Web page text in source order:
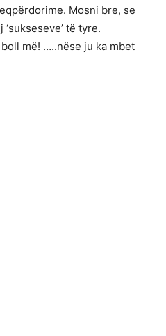
Mosni bre, se
të tyre.
më! …..nëse ju ka mbet